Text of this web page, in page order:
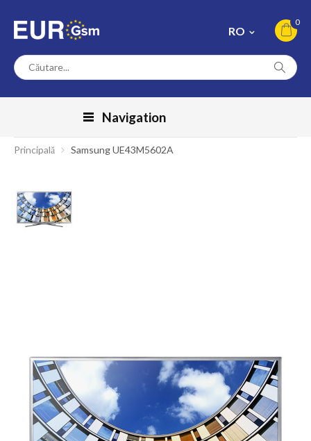
0
RO
Navigation
Principală Samsung UE43M5602A